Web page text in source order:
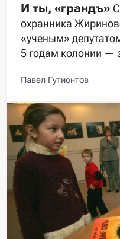
И ты, «грандъ»
охранника
«ученым»
5 годам колонии —
Павел Гутионтов